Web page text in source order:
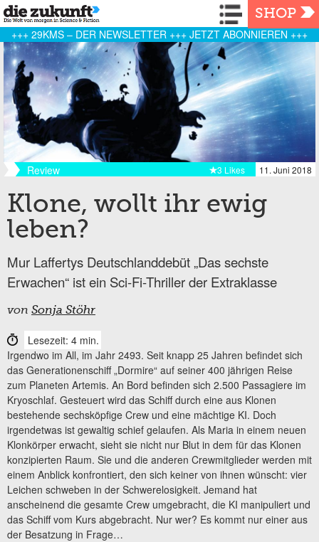
Navigation
SHOP
+++ 29KMS – DER NEWSLETTER +++ JETZT ABONNIEREN +++
Review 11. Juni 2018
3 Likes
Klone, wollt ihr ewig
leben?
Mur Laffertys Deutschlanddebüt „Das sechste
Erwachen“ ist ein Sci-Fi-Thriller der Extraklasse
von Sonja Stöhr
Lesezeit: 4 min.
Irgendwo im All, im Jahr 2493. Seit knapp 25 Jahren befindet sich
das Generationenschiff „Dormire“ auf seiner 400 jährigen Reise
zum Planeten Artemis. An Bord befinden sich 2.500 Passagiere im
Kryoschlaf. Gesteuert wird das Schiff durch eine aus Klonen
bestehende sechsköpfige Crew und eine mächtige KI. Doch
irgendetwas ist gewaltig schief gelaufen. Als Maria in einem neuen
Klonkörper erwacht, sieht sie nicht nur Blut in dem für das Klonen
konzipierten Raum. Sie und die anderen Crewmitglieder werden mit
einem Anblick konfrontiert, den sich keiner von ihnen wünscht: vier
Leichen schweben in der Schwerelosigkeit. Jemand hat
anscheinend die gesamte Crew umgebracht, die KI manipuliert und
das Schiff vom Kurs abgebracht. Nur wer? Es kommt nur einer aus
der Besatzung in Frage…